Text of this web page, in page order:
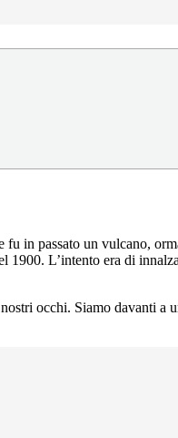
fu in passato un vulcano,
L’intento era di
occhi. Siamo davanti